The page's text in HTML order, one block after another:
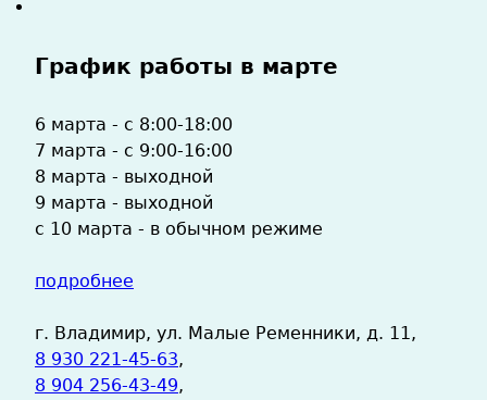
График работы в марте
6 марта - с 8:00-18:00
7 марта - с 9:00-16:00
8 марта - выходной
9 марта - выходной
с 10 марта - в обычном режиме
подробнее
г. Владимир, ул. Малые Ременники, д. 11,
8 930 221-45-63,
8 904 256-43-49,